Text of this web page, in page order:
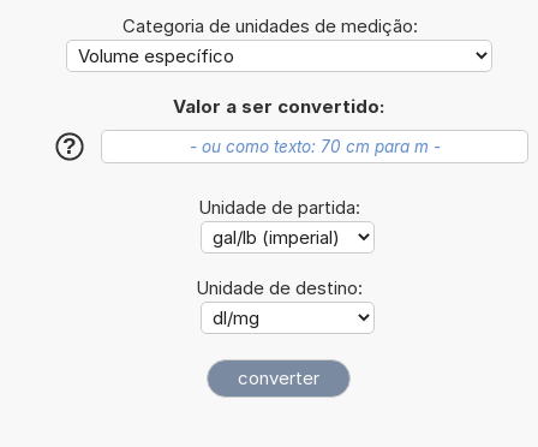
Categoria de unidades de medição:
Valor a ser convertido:
?
Unidade de partida:
Unidade de destino: